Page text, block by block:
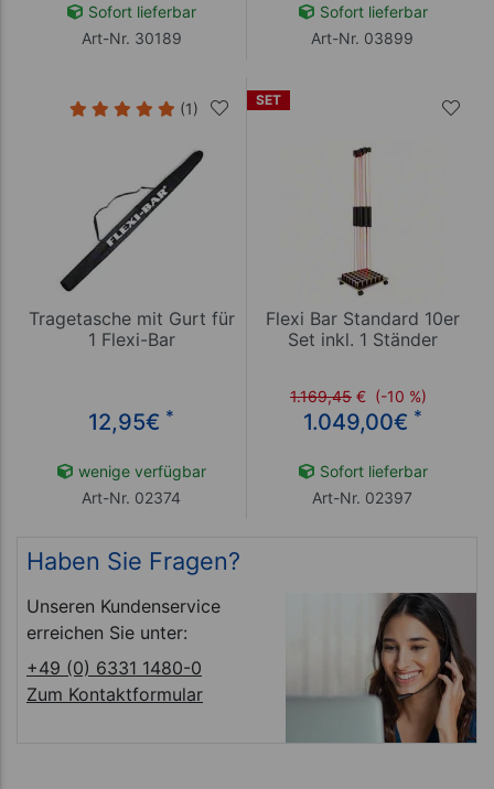
Sofort lieferbar
Art-Nr. 30189
Sofort lieferbar
Art-Nr. 03899
(1)
Tragetasche mit Gurt für
1 Flexi-Bar
12,95€ *
wenige verfügbar
Art-Nr. 02374
SET
Flexi Bar Standard 10er
Set inkl. 1 Ständer
1.169,45 € (-10 %)
1.049,00€ *
Sofort lieferbar
Art-Nr. 02397
Haben Sie Fragen?
Unseren Kundenservice
erreichen Sie unter:
+49 (0) 6331 1480-0
Zum Kontaktformular